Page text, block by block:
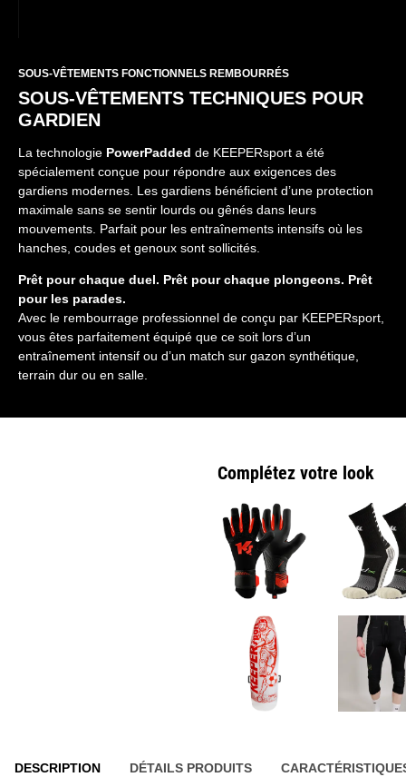
SOUS-VÊTEMENTS FONCTIONNELS REMBOURRÉS
SOUS-VÊTEMENTS TECHNIQUES POUR
GARDIEN
La technologie PowerPadded de KEEPERsport a été
spécialement conçue pour répondre aux exigences des
gardiens modernes. Les gardiens bénéficient d’une protection
maximale sans se sentir lourds ou gênés dans leurs
mouvements. Parfait pour les entraînements intensifs où les
hanches, coudes et genoux sont sollicités.
Prêt pour chaque duel. Prêt pour chaque plongeons. Prêt
pour les parades.
Avec le rembourrage professionnel de conçu par KEEPERsport,
vous êtes parfaitement équipé que ce soit lors d’un
entraînement intensif ou d’un match sur gazon synthétique,
terrain dur ou en salle.
Complétez votre look
DESCRIPTION DÉTAILS PRODUITS